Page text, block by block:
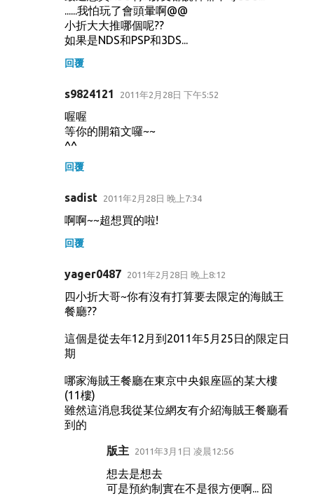
......我怕玩了會頭暈啊@@
小折大大推哪個呢??
如果是NDS和PSP和3DS...
回覆
s9824121 2011年2月28日 下午5:52
喔喔
等你的開箱文囉~~
^^
回覆
sadist 2011年2月28日 晚上7:34
啊啊~~超想買的啦!
回覆
yager0487 2011年2月28日 晚上8:12
四小折大哥~你有沒有打算要去限定的海賊王
餐廳??
這個是從去年12月到2011年5月25日的限定日
期
哪家海賊王餐廳在東京中央銀座區的某大樓
(11樓)
雖然這消息我從某位網友有介紹海賊王餐廳看
到的
版主 2011年3月1日 凌晨12:56
想去是想去
可是預約制實在不是很方便啊... 囧